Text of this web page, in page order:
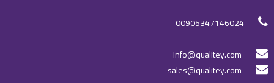
00905347146024
info@qualitey.com
sales@qualitey.com